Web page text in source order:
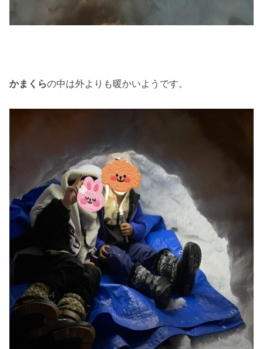
かまくらの中は外よりも暖かいようです。